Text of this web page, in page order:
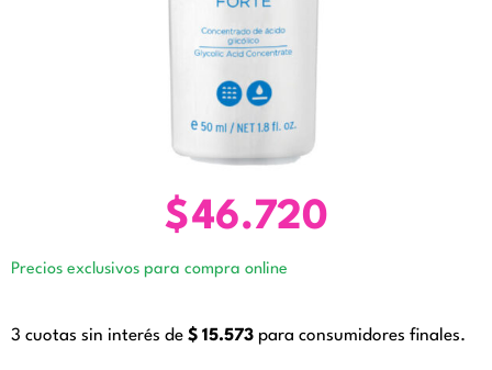
$46.720
Precios exclusivos para compra online
3 cuotas sin interés de $ 15.573 para consumidores finales.